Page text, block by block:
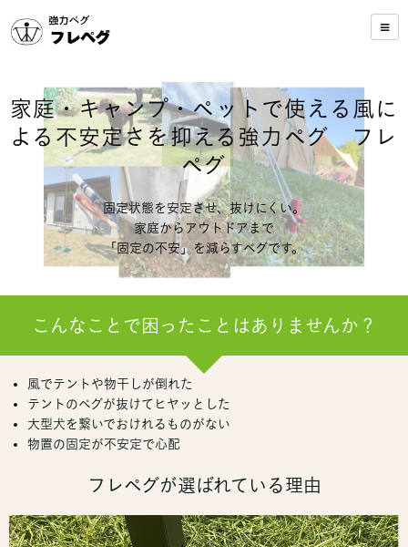
家庭・キャンプ・ペットで使える風に
よる不安定さを抑える強力ペグ フレ
ペグ
固定状態を安定させ、抜けにくい。
家庭からアウトドアまで
「固定の不安」を減らすペグです。
こんなことで困ったことはありませんか？
風でテントや物干しが倒れた
テントのペグが抜けてヒヤッとした
大型犬を繋いでおけれるものがない
物置の固定が不安定で心配
フレペグが選ばれている理由